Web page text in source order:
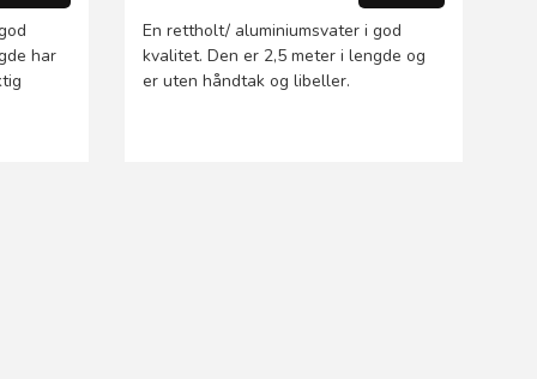
har
En rettholt/ aluminiumsvater i god
kvalitet. Den er 2,5 meter i lengde og
er uten håndtak og libeller.